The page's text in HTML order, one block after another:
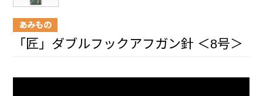
あみもの
「匠」ダブルフックアフガン針 ＜8号＞